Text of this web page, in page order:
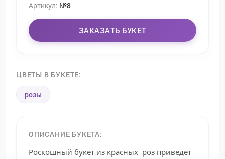
Артикул: №8
ЗАКАЗАТЬ БУКЕТ
ЦВЕТЫ В БУКЕТЕ:
розы
ОПИСАНИЕ БУКЕТА:
Роскошный букет из красных роз приведет